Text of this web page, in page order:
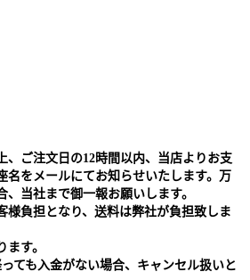
、ご注文日の12時間以内、当店よりお支
名をメールにてお知らせいたします。万
当社まで御一報お願いします。
様負担となり、送料は弊社が負担致しま
す。
ても入金がない場合、キャンセル扱いと